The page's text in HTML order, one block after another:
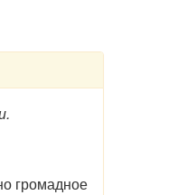
громадное